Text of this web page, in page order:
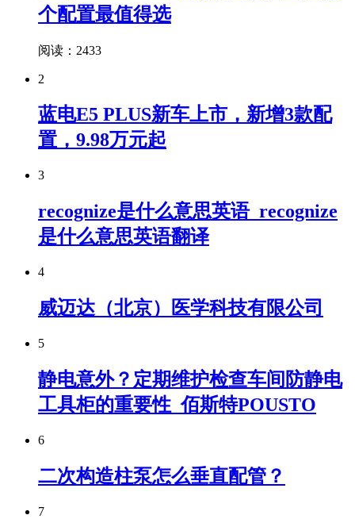
个配置最值得选
阅读：2433
2
蓝电E5 PLUS新车上市，新增3款配
置，9.98万元起
3
recognize是什么意思英语_recognize
是什么意思英语翻译
4
威迈达（北京）医学科技有限公司
5
静电意外？定期维护检查车间防静电
工具柜的重要性_佰斯特POUSTO
6
二次构造柱泵怎么垂直配管？
7